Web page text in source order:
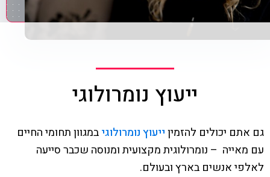
ייעוץ נומרולוגי
גם אתם יכולים להזמיןייעוץ נומרולוגיבמגוון תחומי החיים
עם מאייה – נומרולוגית מקצועית ומנוסה שכבר סייעה
לאלפי אנשים בארץ ובעולם.